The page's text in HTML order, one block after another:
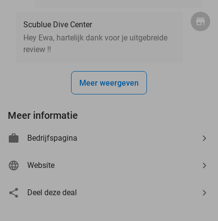
Scublue Dive Center
Hey Ewa, hartelijk dank voor je uitgebreide
review !!
Meer weergeven
Meer informatie
Bedrijfspagina
Website
Deel deze deal